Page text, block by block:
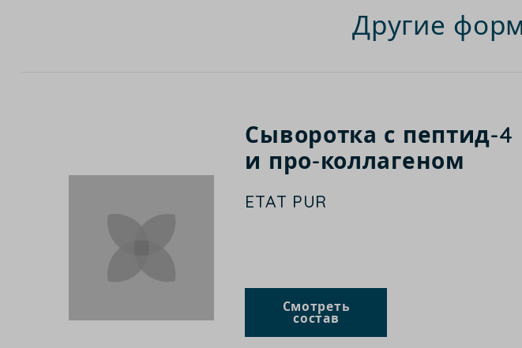
Другие
Сыворотка с пептид-4
и про-коллагеном
ETAT PUR
Смотреть
состав